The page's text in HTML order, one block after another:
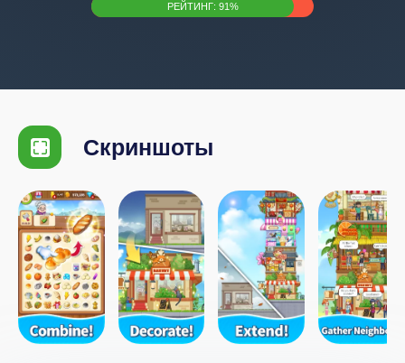
РЕЙТИНГ: 91%
Скриншоты